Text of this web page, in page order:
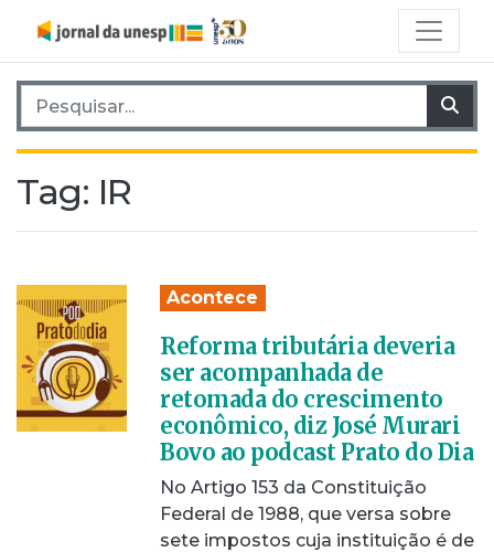
Pesquisar por:
Tag: IR
Acontece
Reforma tributária deveria
ser acompanhada de
retomada do crescimento
econômico, diz José Murari
Bovo ao podcast Prato do Dia
No Artigo 153 da Constituição
Federal de 1988, que versa sobre
sete impostos cuja instituição é de